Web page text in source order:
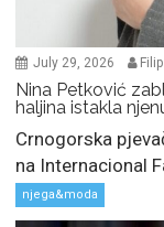
July 29, 2026 Filip
Nina Petković
haljina istakla
Crnogorska
na Internacional
njega&moda